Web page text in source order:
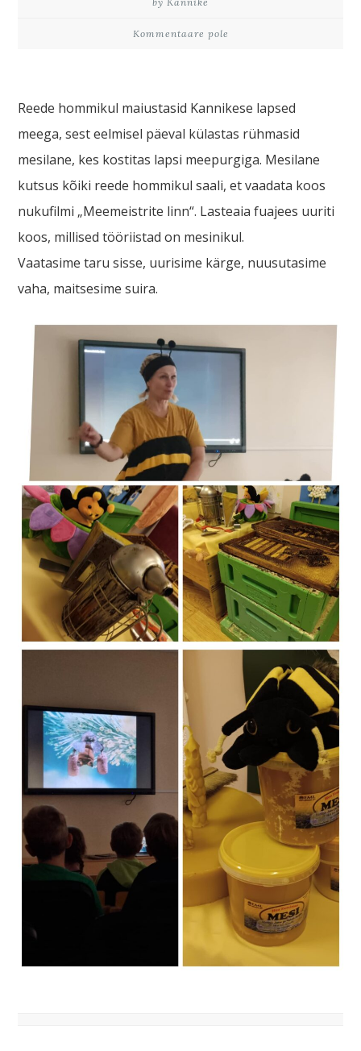
Kommentaare pole
Reede hommikul maiustasid Kannikese lapsed
meega, sest eelmisel päeval külastas rühmasid
mesilane, kes kostitas lapsi meepurgiga. Mesilane
kutsus kõiki reede hommikul saali, et vaadata koos
nukufilmi „Meemeistrite linn“. Lasteaia fuajees uuriti
koos, millised tööriistad on mesinikul.
Vaatasime taru sisse, uurisime kärge, nuusutasime
vaha, maitsesime suira.